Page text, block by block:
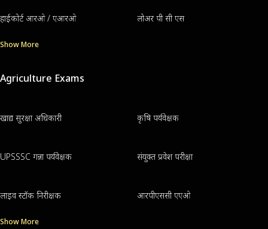
हाईकोर्ट आरओ / एआरओ लोअर पी सी एस
Show More
Agriculture Exams
खाद्य सुरक्षा अधिकारी कृषि पर्यवेक्षक
UPSSSC गन्ना पर्यवेक्षक संयुक्त प्रवेश परीक्षा
लाइव स्टॉक निरीक्षक आरपीएससी एएओ
Show More